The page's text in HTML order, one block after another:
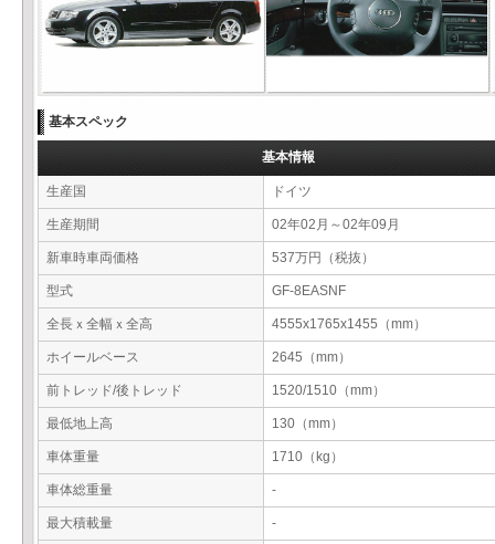
基本スペック
基本情報
生産国 ドイツ
生産期間 02年02月～02年09月
新車時車両価格 537万円（税抜）
型式 GF-8EASNF
全長ｘ全幅ｘ全高 4555x1765x1455（mm）
ホイールベース 2645（mm）
前トレッド/後トレッド 1520/1510（mm）
最低地上高 130（mm）
車体重量 1710（kg）
車体総重量 -
最大積載量 -